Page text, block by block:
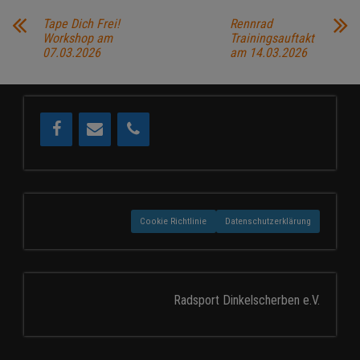
Tape Dich Frei!
Workshop am
07.03.2026
Rennrad
Trainingsauftakt
am 14.03.2026
Cookie Richtlinie Datenschutzerklärung
Radsport Dinkelscherben e.V.